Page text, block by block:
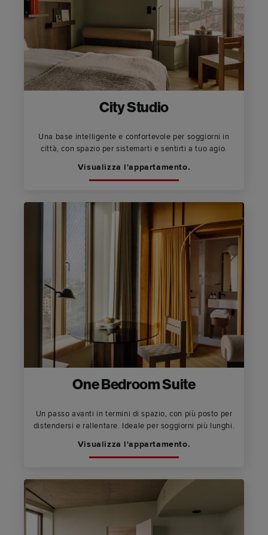
City Studio
Una base intelligente e confortevole per soggiorni in
città, con spazio per sistemarti e sentirti a tuo agio.
Visualizza l'appartamento.
One Bedroom Suite
Un passo avanti in termini di spazio, con più posto per
distendersi e rallentare. Ideale per soggiorni più lunghi.
Visualizza l'appartamento.